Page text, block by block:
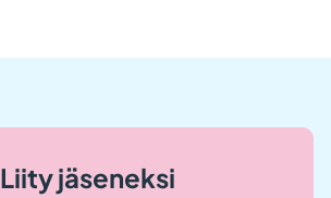
Liity jäseneksi